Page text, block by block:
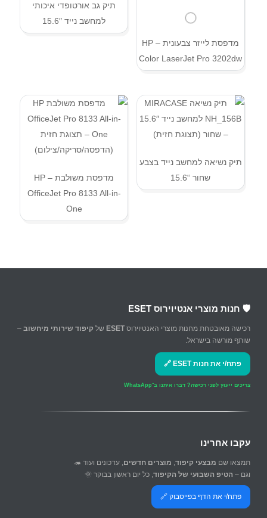
מדפסת לייזר צבעונית – HP
Color LaserJet Pro 3202dw
תיק גב אורטופדי איכותי
למחשב נייד 15.6″
תיק נשיאה למחשב נייד בצבע
שחור “15.6
מדפסת משולבת – HP
OfficeJet Pro 8133 All-in-
One
🛡️ חנות מוצרי אנטיוירוס ESET
רכישה מאובטחת מחנות מוצרי האנטיוירוס ESET של קיפוד שירותי מיחשוב –
שותף מורשה בישראל.
פתח/י את חנות ESET 🔗
צריכים ייעוץ לפני רכישה? דברו איתנו ב־WhatsApp
עקבו אחרינו
תמצאו שם מבצעי קיפוד, מוצרים חדשים, עדכונים ועוד 🦔
וגם – הטיפ השבועי של הקיפוד, כל יום ראשון בבוקר 🌞
פתח/י את הדף בפייסבוק 🔗